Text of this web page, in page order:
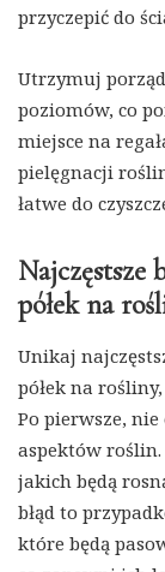
przyczepić do
Utrzymuj
poziomów, co
miejsce na
pielęgnacji
łatwe do
Najczęstsze
półek na
Unikaj
półek na
Po pierwsze,
aspektów
jakich będą
błąd to
które będą